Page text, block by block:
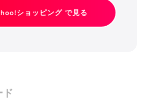
ショッピング で見る
ド